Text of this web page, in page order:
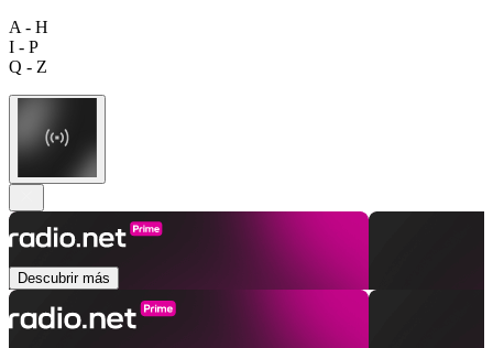
A - H
I - P
Q - Z
Descubrir más